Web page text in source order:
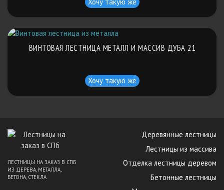
ВИНТОВАЯ ЛЕСТНИЦА МЕТАЛЛ И МАССИВ ДУБА 21
Хочу такую же
ЛЕСТНИЦЫ НА ЗАКАЗ В СПБ
ИЗ ДЕРЕВА, МЕТАЛЛА,
БЕТОНА, СТЕКЛА
Деревянные лестницы
Лестницы из массива
Отделка лестницы деревом
Бетонные лестницы